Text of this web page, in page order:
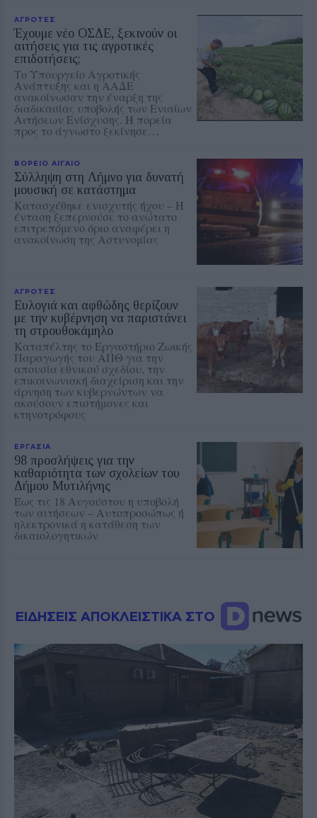
ΑΓΡΟΤΕΣ
Έχουμε νέο ΟΣΔΕ, ξεκινούν οι
αιτήσεις για τις αγροτικές
επιδοτήσεις;
Το Υπουργείο Αγροτικής
Ανάπτυξης και η ΑΑΔΕ
ανακοίνωσαν την έναρξη της
διαδικασίας υποβολής των Ενιαίων
Αιτήσεων Ενίσχυσης. Η πορεία
προς το άγνωστο ξεκίνησε…
ΒΟΡΕΙΟ ΑΙΓΑΙΟ
Σύλληψη στη Λήμνο για δυνατή
μουσική σε κατάστημα
Κατασχέθηκε ενισχυτής ήχου – Η
ένταση ξεπερνούσε το ανώτατο
επιτρεπόμενο όριο αναφέρει η
ανακοίνωση της Αστυνομίας
ΑΓΡΟΤΕΣ
Ευλογιά και αφθώδης θερίζουν
με την κυβέρνηση να παριστάνει
τη στρουθοκάμηλο
Καταπέλτης το Εργαστήριο Ζωικής
Παραγωγής του ΑΠΘ για την
απουσία εθνικού σχεδίου, την
επικοινωνιακή διαχείριση και την
άρνηση των κυβερνώντων να
ακούσουν επιστήμονες και
κτηνοτρόφους
ΕΡΓΑΣΙΑ
98 προσλήψεις για την
καθαριότητα των σχολείων του
Δήμου Μυτιλήνης
Έως τις 18 Αυγούστου η υποβολή
των αιτήσεων – Αυτοπροσώπως ή
ηλεκτρονικά η κατάθεση των
δικαιολογητικών
ΕΙΔΗΣΕΙΣ ΑΠΟΚΛΕΙΣΤΙΚΑ ΣΤΟ